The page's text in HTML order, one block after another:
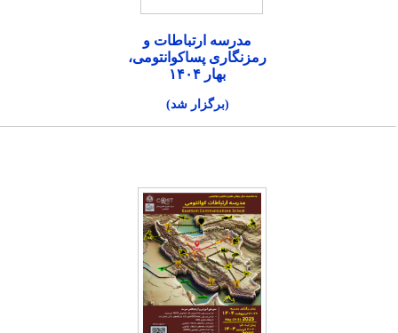
مدرسه ارتباطات و
رمزنگاری پساکوانتومی،
بهار ۱۴۰۴
(برگزار شد)